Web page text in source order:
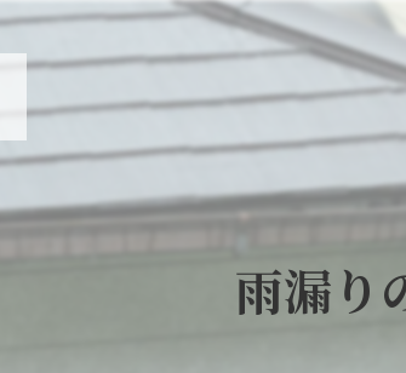
雨漏り